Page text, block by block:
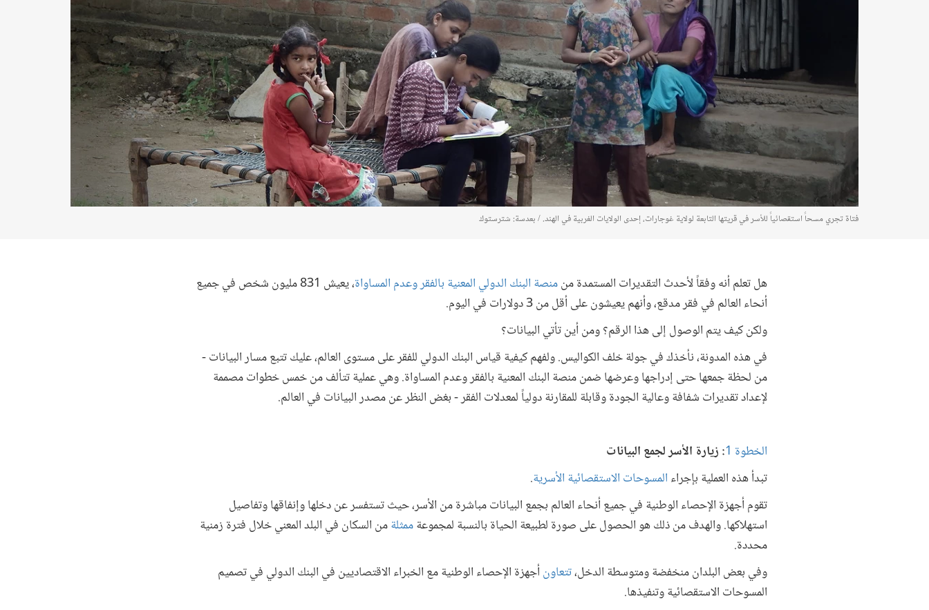
فتاة تجري مسحاً استقصائياً للأسر في قريتها التابعة لولاية غوجارات، إحدى الولايات الغربية في الهند. / بعدسة: شترستوك
هل تعلم أنه وفقاً لأحدث التقديرات المستمدة منمنصة البنك الدولي المعنية بالفقر وعدم المساواة
، يعيش 831 مليون شخص في جميع
أنحاء العالم في فقر مدقع، وأنهم يعيشون على أقل من 3 دولارات في اليوم.
ولكن كيف يتم الوصول إلى هذا الرقم؟ ومن أين تأتي البيانات؟
في هذه المدونة، نأخذك في جولة خلف الكواليس. ولفهم كيفية قياس البنك الدولي للفقر على مستوى العالم، عليك تتبع مسار البيانات -
من لحظة جمعها حتى إدراجها وعرضها ضمن منصة البنك المعنية بالفقر وعدم المساواة. وهي عملية تتألف من خمس خطوات مصممة
لإعداد تقديرات شفافة وعالية الجودة وقابلة للمقارنة دولياً لمعدلات الفقر - بغض النظر عن مصدر البيانات في العالم.
الخطوة 1 : زيارة الأسر لجمع البيانات
تبدأ هذه العملية بإجراء المسوحات الاستقصائية الأسرية.
تقوم أجهزة الإحصاء الوطنية في جميع أنحاء العالم بجمع البيانات مباشرة من الأسر، حيث تستفسر عن دخلها وإنفاقها وتفاصيل
استهلاكها. والهدف من ذلك هو الحصول على صورة لطبيعة الحياة بالنسبة لمجموعةممثلةمن السكان في البلد المعني خلال فترة زمنية
محددة.
وفي بعض البلدان منخفضة ومتوسطة الدخل،تتعاون أجهزة الإحصاء الوطنية مع الخبراء الاقتصاديين في البنك الدولي في تصميم
المسوحات الاستقصائية وتنفيذها.